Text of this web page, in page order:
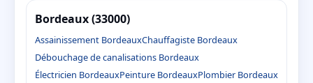
Bordeaux (33000)
Assainissement BordeauxChauffagiste Bordeaux
Débouchage de canalisations Bordeaux
Électricien BordeauxPeinture BordeauxPlombier Bordeaux